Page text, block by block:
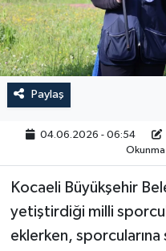
Paylaş
04.06.2026 - 06:54
Okunma
Kocaeli Büyükşehir
yetiştirdiği milli
eklerken,
RESMİ İLAN